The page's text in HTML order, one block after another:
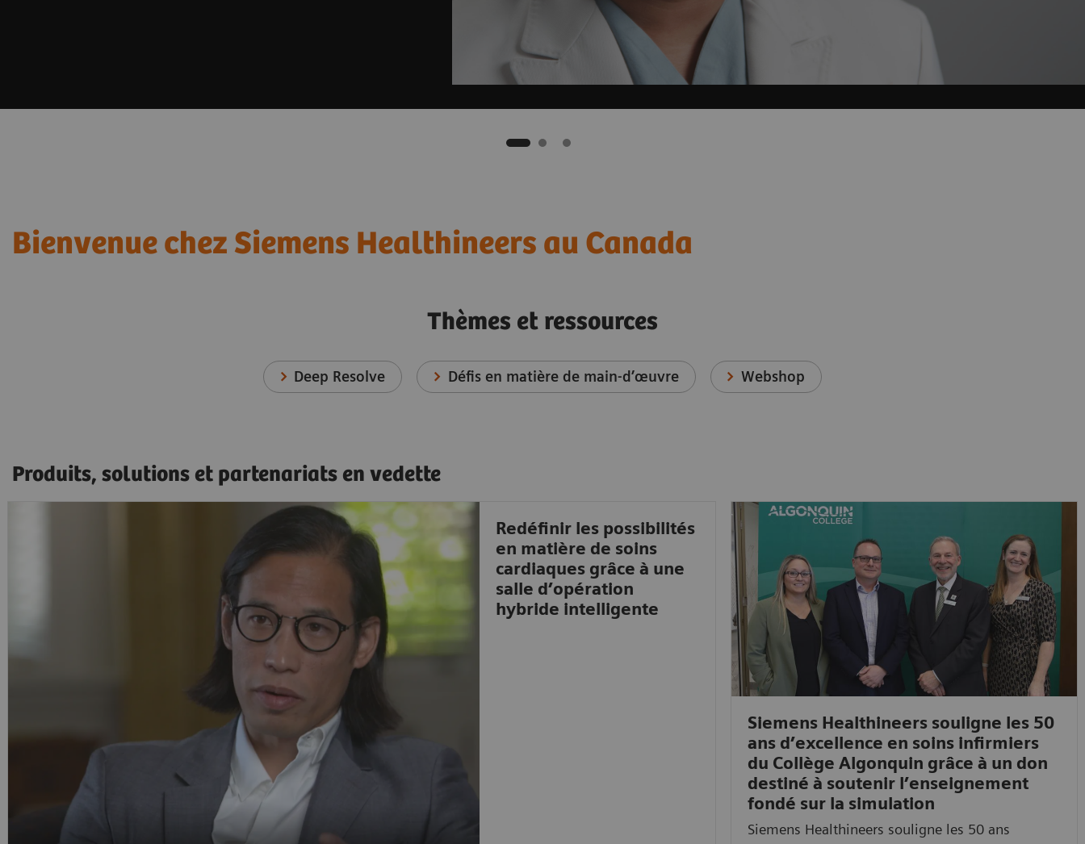
Bienvenue chez Siemens Healthineers au Canada
Thèmes et ressources
Deep Resolve Défis en matière de main-d’œuvre Webshop
Produits, solutions et partenariats en vedette
Redéfinir les possibilités
en matière de soins
cardiaques grâce à une
salle d’opération
hybride intelligente
Siemens Healthineers souligne les 50
ans d’excellence en soins infirmiers
du Collège Algonquin grâce à un don
destiné à soutenir l’enseignement
fondé sur la simulation
Siemens Healthineers souligne les 50 ans